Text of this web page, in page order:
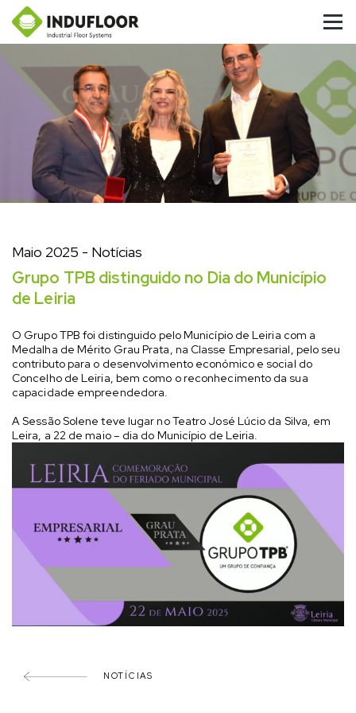
Maio 2025 - Notícias
Grupo TPB distinguido no Dia do Município
de Leiria
O Grupo TPB foi distinguido pelo Município de Leiria com a
Medalha de Mérito Grau Prata, na Classe Empresarial, pelo seu
contributo para o desenvolvimento económico e social do
Concelho de Leiria, bem como o reconhecimento da sua
capacidade empreendedora.
A Sessão Solene teve lugar no Teatro José Lúcio da Silva, em
Leira, a 22 de maio – dia do Município de Leiria.
NOTÍCIAS